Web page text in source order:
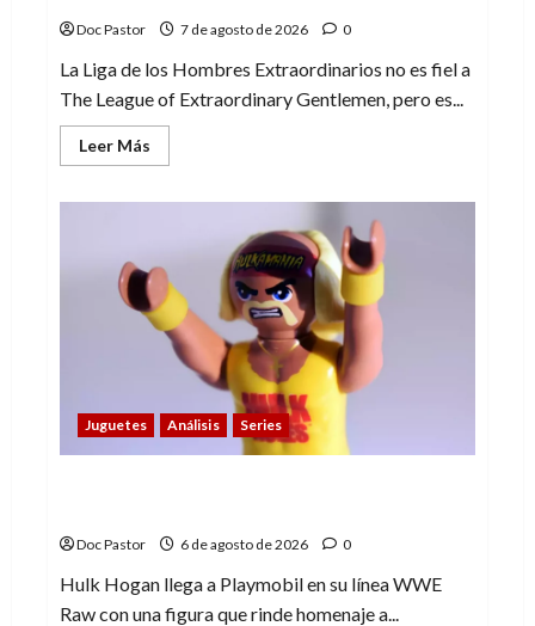
Doc Pastor 7 de agosto de 2026 0
La Liga de los Hombres Extraordinarios no es fiel a
The League of Extraordinary Gentlemen, pero es...
Leer Más
más
gusta
La
Liga
de
los
Hombres
Extraordinarios
(parte
Juguetes Análisis Series
Doc Pastor 6 de agosto de 2026 0
Hulk Hogan llega a Playmobil en su línea WWE
Raw con una figura que rinde homenaje a...